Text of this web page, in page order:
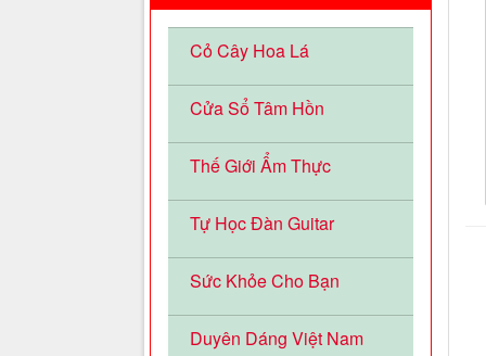
Cỏ Cây Hoa Lá
Cửa Sổ Tâm Hồn
Thế Giới Ẩm Thực
Tự Học Đàn Guitar
Sức Khỏe Cho Bạn
Duyên Dáng Việt Nam